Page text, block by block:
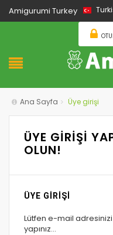
Amigurumi Turkey
Ana Sayfa Üye girişi
ÜYE GİRİŞİ
OLUN!
ÜYE GİRİŞİ
Lütfen e-mail
yapınız...